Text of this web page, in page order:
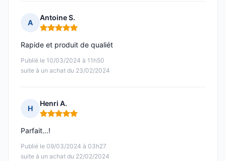
A
Antoine S.
Note : 5 sur 5
Publié le 10/03/2024 à 11h50
suite à un achat du 23/02/2024
Rapide et produit de qualiét
H
Henri A.
Note : 5 sur 5
Publié le 09/03/2024 à 03h27
suite à un achat du 22/02/2024
Parfait...!